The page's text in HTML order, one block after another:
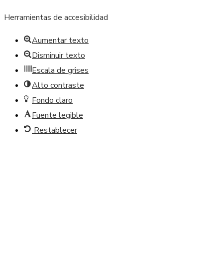
Herramientas de accesibilidad
Aumentar texto
Disminuir texto
Escala de grises
Alto contraste
Fondo claro
Fuente legible
Restablecer